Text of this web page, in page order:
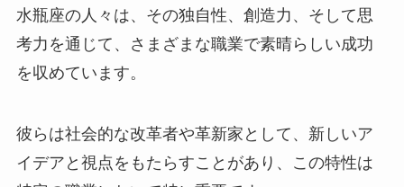
水瓶座の人々は、その独自性、創造力、そして思
考力を通じて、さまざまな職業で素晴らしい成功
を収めています。
彼らは社会的な改革者や革新家として、新しいア
イデアと視点をもたらすことがあり、この特性は